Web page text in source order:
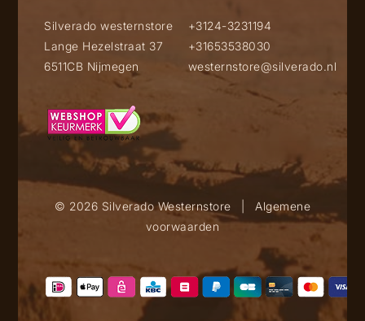
Silverado westernstore
Lange Hezelstraat 37
6511CB Nijmegen
+3124-3231194
+31653538030
westernstore@silverado.nl
© 2026 Silverado Westernstore
Algemene
voorwaarden